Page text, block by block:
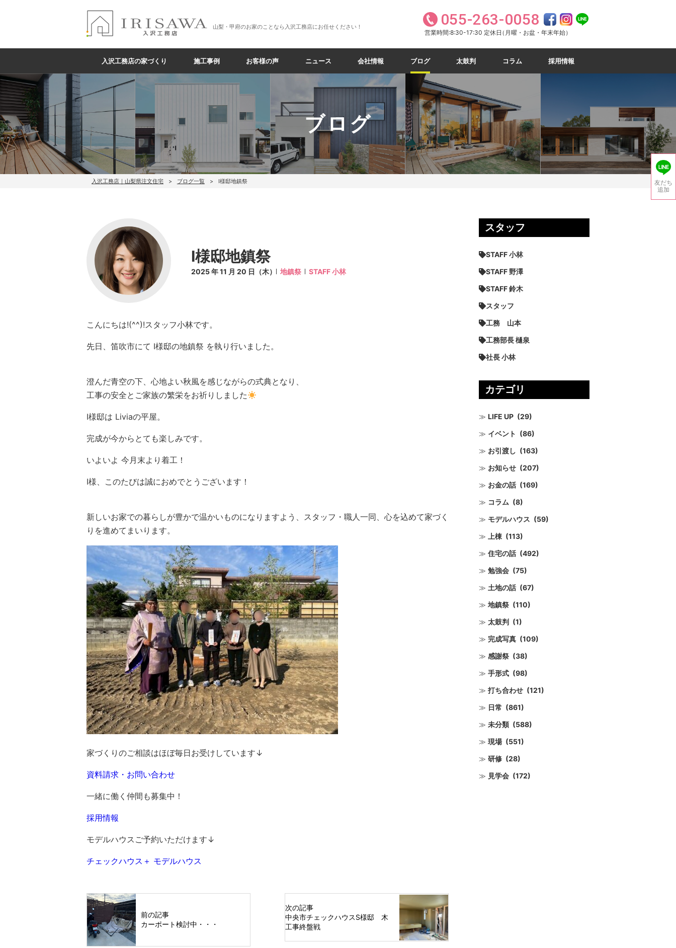
山梨・甲府のお家のことなら入沢工務店にお任せください！ 055-263-0058
営業時間:8:30-17:30 定休日（月曜・お盆・年末年始）
入沢工務店の家づくり 施工事例 お客様の声 ニュース 会社情報 ブログ 太鼓判 コラム 採用情報
ブログ
入沢工務店｜山梨県注文住宅 ブログ一覧 I様邸地鎮祭
I様邸地鎮祭
2025 年 11 月 20 日（木） 地鎮祭 STAFF 小林
こんにちは!(^^)!スタッフ小林です。
先日、笛吹市にて I様邸の地鎮祭 を執り行いました。
澄んだ青空の下、心地よい秋風を感じながらの式典となり、
工事の安全とご家族の繁栄をお祈りしました
I様邸は Liviaの平屋。
完成が今からとても楽しみです。
いよいよ 今月末より着工！
I様、このたびは誠におめでとうございます！
新しいお家での暮らしが豊かで温かいものになりますよう、スタッフ・職人一同、心を込めて家づく
りを進めてまいります。
家づくりのご相談はほぼ毎日お受けしています↓
資料請求・お問い合わせ
一緒に働く仲間も募集中！
採用情報
モデルハウスご予約いただけます↓
チェックハウス＋ モデルハウス
前の記事
カーポート検討中・・・
次の記事
中央市チェックハウスS様邸 木
工事終盤戦
スタッフ
STAFF 小林
STAFF 野澤
STAFF 鈴木
スタッフ
工務 山本
工務部長 樋泉
社長 小林
カテゴリ
LIFE UP (29)
イベント (86)
お引渡し (163)
お知らせ (207)
お金の話 (169)
コラム (8)
モデルハウス (59)
上棟 (113)
住宅の話 (492)
勉強会 (75)
土地の話 (67)
地鎮祭 (110)
太鼓判 (1)
完成写真 (109)
感謝祭 (38)
手形式 (98)
打ち合わせ (121)
日常 (861)
未分類 (588)
現場 (551)
研修 (28)
見学会 (172)
友だち
追加